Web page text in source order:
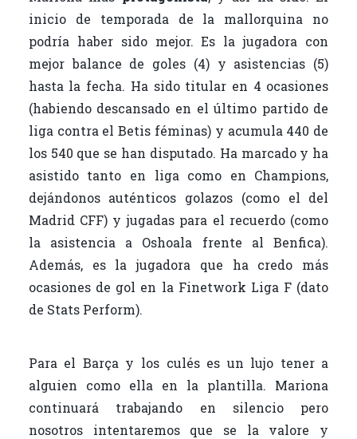
inicio de temporada de la mallorquina no
podría haber sido mejor. Es la jugadora con
mejor balance de goles (4) y asistencias (5)
hasta la fecha. Ha sido titular en 4 ocasiones
(habiendo descansado en el último partido de
liga contra el Betis féminas) y acumula 440 de
los 540 que se han disputado. Ha marcado y ha
asistido tanto en liga como en Champions,
dejándonos auténticos golazos (como el del
Madrid CFF) y jugadas para el recuerdo (como
la asistencia a Oshoala frente al Benfica).
Además, es la jugadora que ha credo más
ocasiones de gol en la Finetwork Liga F (dato
de Stats Perform).
Para el Barça y los culés es un lujo tener a
alguien como ella en la plantilla. Mariona
continuará trabajando en silencio pero
nosotros intentaremos que se la valore y